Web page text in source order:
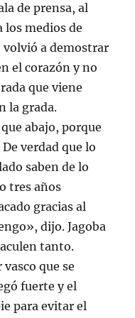
de prensa, al
los medios de
volvió a demostrar
el corazón y no
que viene
la grada.
abajo, porque
verdad que lo
saben de lo
tres años
gracias al
dijo. Jagoba
tanto.
que se
fuerte y el
para evitar el